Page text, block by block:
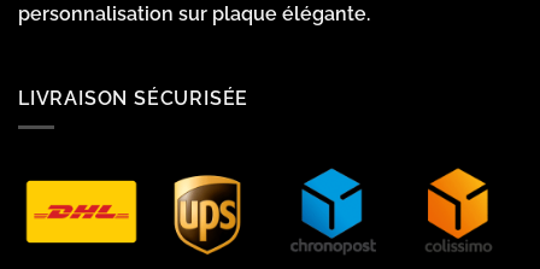
personnalisation sur plaque élégante.
LIVRAISON SÉCURISÉE